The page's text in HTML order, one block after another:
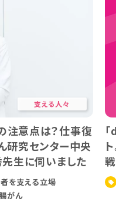
支える人々
注意点は？仕事復
研究センター中央
生に伺いました
を支える立場
がん